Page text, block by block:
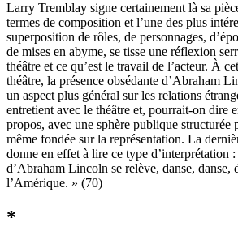
Larry Tremblay signe certainement là sa
termes de composition et l’une des plus
superposition de rôles, de personnages,
de mises en abyme, se tisse une réflexion
théâtre et ce qu’est le travail de l’acteur. À
théâtre, la présence obsédante d’Abraham
un aspect plus général sur les relations
entretient avec le théâtre et, pourrait-on dire
propos, avec une sphère publique structurée
même fondée sur la représentation. La
donne en effet à lire ce type d’interprétation
d’Abraham Lincoln se relève, danse, danse,
l’Amérique. » (70)
*